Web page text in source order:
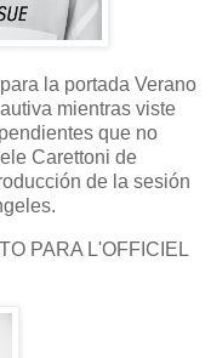
la portada Verano
mientras viste
que no
Carettoni de
de la sesión
PARA L'OFFICIEL